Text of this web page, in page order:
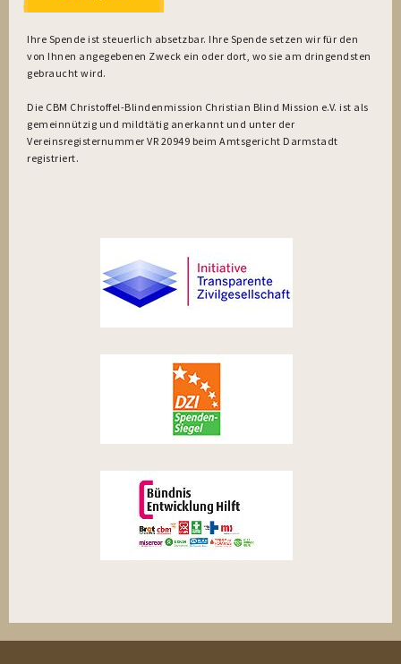
Ihre Spende ist steuerlich absetzbar. Ihre Spende setzen wir für den
von Ihnen angegebenen Zweck ein oder dort, wo sie am dringendsten
gebraucht wird.
Die CBM Christoffel-Blindenmission Christian Blind Mission e.V. ist als
gemeinnützig und mildtätig anerkannt und unter der
Vereinsregisternummer VR 20949 beim Amtsgericht Darmstadt
registriert.